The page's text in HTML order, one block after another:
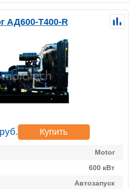
АД600-Т400-R
руб. Купить
Motor
600 кВт
Автозапуск